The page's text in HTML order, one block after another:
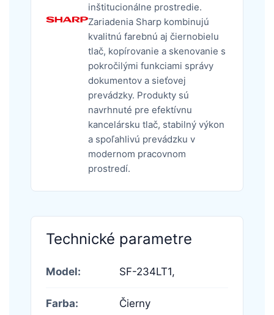
inštitucionálne prostredie.
Zariadenia Sharp kombinujú
kvalitnú farebnú aj čiernobielu
tlač, kopírovanie a skenovanie s
pokročilými funkciami správy
dokumentov a sieťovej
prevádzky. Produkty sú
navrhnuté pre efektívnu
kancelársku tlač, stabilný výkon
a spoľahlivú prevádzku v
modernom pracovnom
prostredí.
Technické parametre
Model: SF-234LT1,
Farba: Čierny